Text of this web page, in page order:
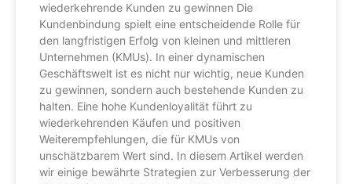
wiederkehrende Kunden zu gewinnen Die
Kundenbindung spielt eine entscheidende Rolle für
den langfristigen Erfolg von kleinen und mittleren
Unternehmen (KMUs). In einer dynamischen
Geschäftswelt ist es nicht nur wichtig, neue Kunden
zu gewinnen, sondern auch bestehende Kunden zu
halten. Eine hohe Kundenloyalität führt zu
wiederkehrenden Käufen und positiven
Weiterempfehlungen, die für KMUs von
unschätzbarem Wert sind. In diesem Artikel werden
wir einige bewährte Strategien zur Verbesserung der